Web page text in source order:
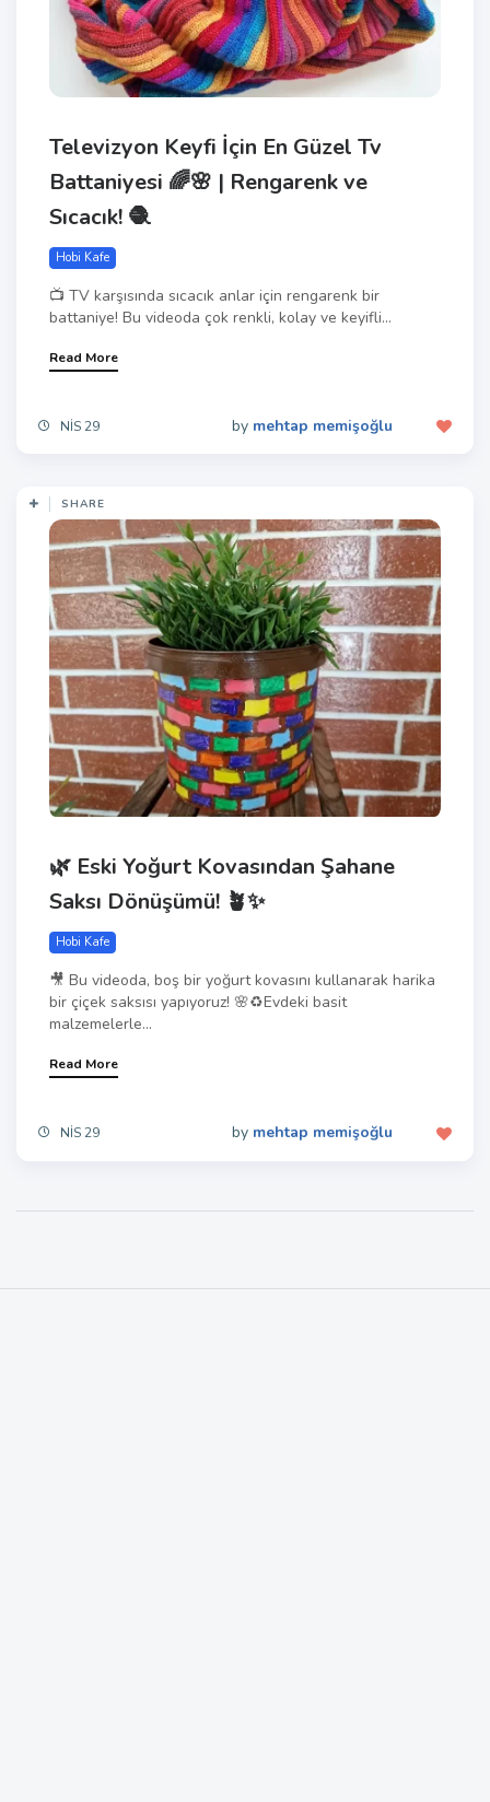
Televizyon Keyfi İçin En Güzel Tv
Battaniyesi 🌈🌸 | Rengarenk ve
Sıcacık! 🧶
Hobi Kafe
📺 TV karşısında sıcacık anlar için rengarenk bir
battaniye! Bu videoda çok renkli, kolay ve keyifli...
Read More
NIS 29 by mehtap memişoğlu
SHARE
🌿 Eski Yoğurt Kovasından Şahane
Saksı Dönüşümü! 🪴✨
Hobi Kafe
🎥 Bu videoda, boş bir yoğurt kovasını kullanarak harika
bir çiçek saksısı yapıyoruz! 🌸♻️Evdeki basit
malzemelerle...
Read More
NIS 29 by mehtap memişoğlu